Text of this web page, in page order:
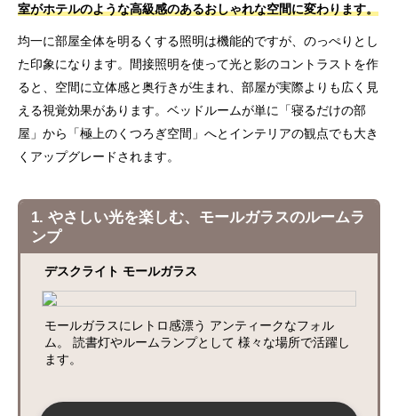
室がホテルのような高級感のあるおしゃれな空間に変わります。
均一に部屋全体を明るくする照明は機能的ですが、のっぺりとし
た印象になります。間接照明を使って光と影のコントラストを作
ると、空間に立体感と奥行きが生まれ、部屋が実際よりも広く見
える視覚効果があります。ベッドルームが単に「寝るだけの部
屋」から「極上のくつろぎ空間」へとインテリアの観点でも大き
くアップグレードされます。
1. やさしい光を楽しむ、モールガラスのルームラ
ンプ
デスクライト モールガラス
モールガラスにレトロ感漂う アンティークなフォル
ム。 読書灯やルームランプとして 様々な場所で活躍し
ます。